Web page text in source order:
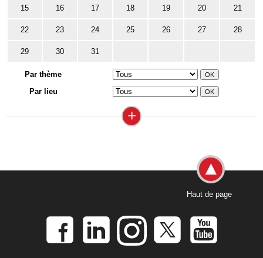
15 16 17 18 19 20 21
22 23 24 25 26 27 28
29 30 31
Par thème
Par lieu
+
Haut de page